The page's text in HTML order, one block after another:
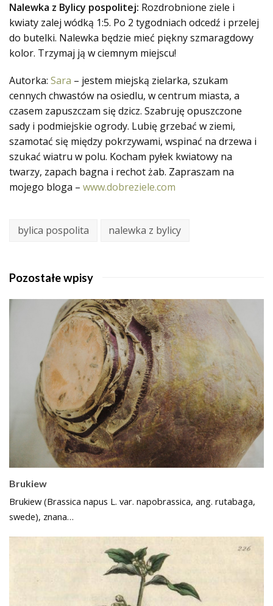
Nalewka z Bylicy pospolitej: Rozdrobnione ziele i
kwiaty zalej wódką 1:5. Po 2 tygodniach odcedź i przelej
do butelki. Nalewka będzie mieć piękny szmaragdowy
kolor. Trzymaj ją w ciemnym miejscu!
Autorka: Sara – jestem miejską zielarka, szukam
cennych chwastów na osiedlu, w centrum miasta, a
czasem zapuszczam się dzicz. Szabruję opuszczone
sady i podmiejskie ogrody. Lubię grzebać w ziemi,
szamotać się między pokrzywami, wspinać na drzewa i
szukać wiatru w polu. Kocham pyłek kwiatowy na
twarzy, zapach bagna i rechot żab. Zapraszam na
mojego bloga – www.dobreziele.com
bylica pospolita nalewka z bylicy
Pozostałe wpisy
Brukiew
Brukiew (Brassica napus L. var. napobrassica, ang. rutabaga,
swede), znana…